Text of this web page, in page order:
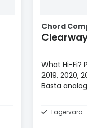
Chord
What Hi-Fi?
2019, 2020,
Bästa
Lagervara